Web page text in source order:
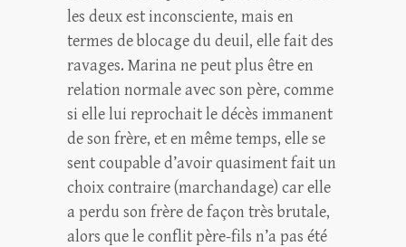
les deux est inconsciente, mais en
termes de blocage du deuil, elle fait des
ravages. Marina ne peut plus être en
relation normale avec son père, comme
si elle lui reprochait le décès immanent
de son frère, et en même temps, elle se
sent coupable d’avoir quasiment fait un
choix contraire (marchandage) car elle
a perdu son frère de façon très brutale,
alors que le conflit père-fils n’a pas été